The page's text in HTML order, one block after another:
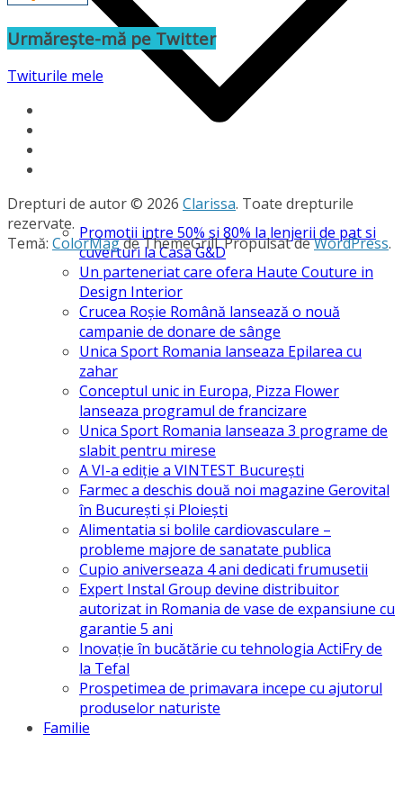
Promotii intre 50% si 80% la lenjerii de pat si
cuverturi la Casa G&D
Un parteneriat care ofera Haute Couture in
Design Interior
Crucea Roșie Română lansează o nouă
campanie de donare de sânge
Unica Sport Romania lanseaza Epilarea cu
zahar
Conceptul unic in Europa, Pizza Flower
lanseaza programul de francizare
Unica Sport Romania lanseaza 3 programe de
slabit pentru mirese
A VI-a ediție a VINTEST București
Farmec a deschis două noi magazine Gerovital
în Bucureşti şi Ploieşti
Alimentatia si bolile cardiovasculare –
probleme majore de sanatate publica
Cupio aniverseaza 4 ani dedicati frumusetii
Expert Instal Group devine distribuitor
autorizat in Romania de vase de expansiune cu
garantie 5 ani
Inovație în bucătărie cu tehnologia ActiFry de
la Tefal
Prospetimea de primavara incepe cu ajutorul
produselor naturiste
Familie
Urmărește-mă pe Twitter
Twiturile mele
Drepturi de autor © 2026 Clarissa. Toate drepturile
rezervate.
Temă: ColorMagde ThemeGrill. Propulsat deWordPress.